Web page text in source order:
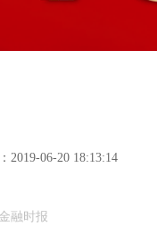
2019-06-20 18:13:14
融时报